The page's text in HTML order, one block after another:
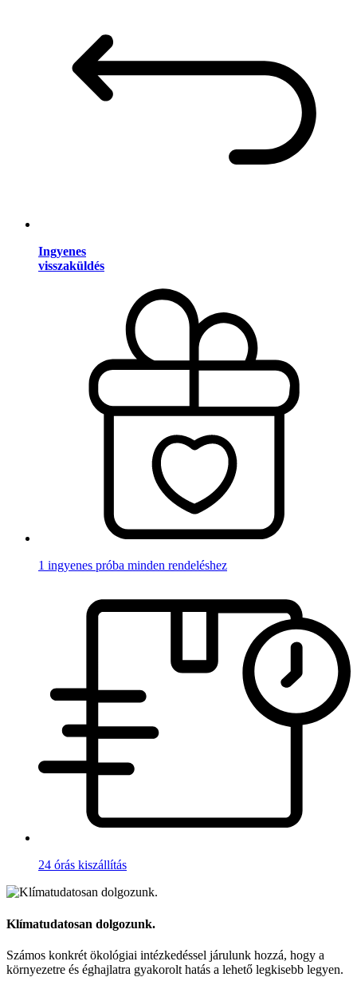
Ingyenes
visszaküldés
1 ingyenes próba minden rendeléshez
24 órás kiszállítás
Klímatudatosan dolgozunk.
Számos konkrét ökológiai intézkedéssel járulunk hozzá, hogy a
környezetre és éghajlatra gyakorolt hatás a lehető legkisebb legyen.